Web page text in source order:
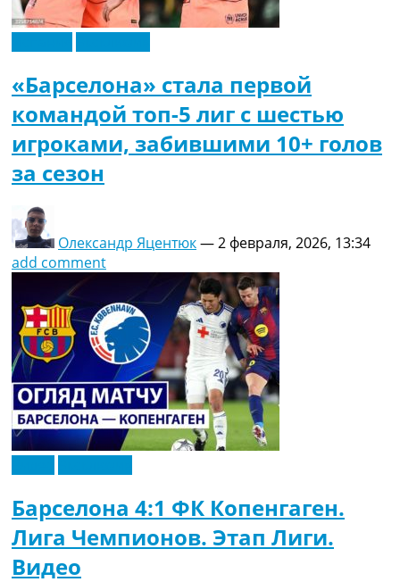
«Барселона» стала первой
командой топ-5 лиг с шестью
игроками, забившими 10+ голов
за сезон
Олександр Яцентюк—2 февраля, 2026, 13:34
add comment
Барселона 4:1 ФК Копенгаген.
Лига Чемпионов. Этап Лиги.
Видео